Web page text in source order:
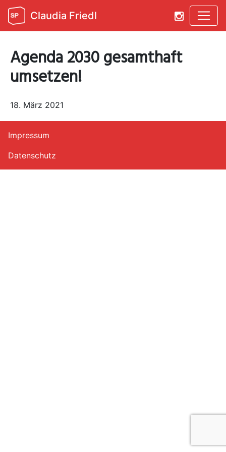
Claudia Friedl
Agenda 2030 gesamthaft
umsetzen!
18. März 2021
Impressum
Datenschutz